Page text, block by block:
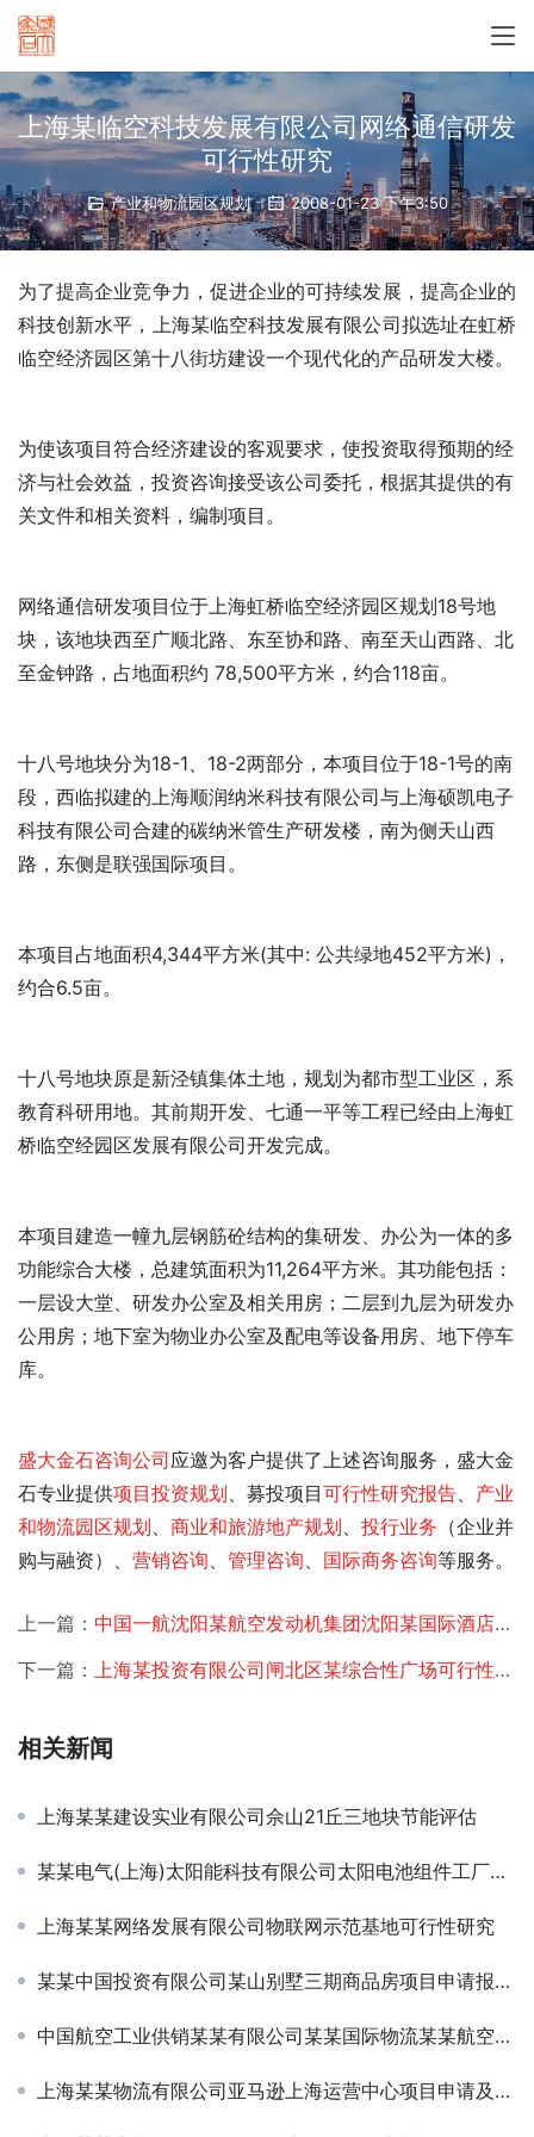
上海某临空科技发展有限公司网络通信研发
可行性研究
产业和物流园区规划 2008-01-23 下午3:50
为了提高企业竞争力，促进企业的可持续发展，提高企业的
科技创新水平，上海某临空科技发展有限公司拟选址在虹桥
为使该项目符合经济建设的客观要求，使投资取得预期的经
济与社会效益， 投资咨询接受该公司委托，根据其提供的有
关文件和相关资料，编制项目 。
网络通信研发项目位于上海虹桥临空经济园区规划18号地
块，该地块西至广顺北路、东至协和路、南至天山西路、北
至金钟路，占地面积约 78,500平方米，约合118亩。
十八号地块分为18-1、18-2两部分，本项目位于18-1号的南
段，西临拟建的上海顺润纳米科技有限公司与上海硕凯电子
科技有限公司合建的碳纳米管生产研发楼，南为侧天山西
路，东侧是联强国际项目。
本项目占地面积4,344平方米(其中: 公共绿地452平方米)，
约合6.5亩。
十八号地块原是新泾镇集体土地，规划为都市型工业区，系
教育科研用地。其前期开发、七通一平等工程已经由上海虹
桥临空经园区发展有限公司开发完成。
本项目建造一幢九层钢筋砼结构的集研发、办公为一体的多
功能综合大楼，总建筑面积为11,264平方米。其功能包括：
一层设大堂、研发办公室及相关用房；二层到九层为研发办
公用房；地下室为物业办公室及配电等设备用房、地下停车
库。
盛大金石咨询公司应邀为客户提供了上述咨询服务，盛大金
石专业提供项目投资规划、募投项目可行性研究报告、 产业
和物流园区规划、 商业和旅游地产规划、 投行业务 （企业并
购与融资）、 营销咨询、 管理咨询、 国际商务咨询等服务。
上一篇： 中国一航沈阳某航空发动机集团沈阳某国际酒店群总体定位与发展规划
下一篇： 上海某投资有限公司闸北区某综合性广场可行性研究
相关新闻
上海某某建设实业有限公司佘山21丘三地块节能评估
某某电气(上海)太阳能科技有限公司太阳电池组件工厂项目申请报告、节能分析篇
上海某某网络发展有限公司物联网示范基地可行性研究
某某中国投资有限公司某山别墅三期商品房项目申请报告、节能分析篇及环境影响报告书
中国航空工业供销某某有限公司某某国际物流某某航空物流基地可行性研究
上海某某物流有限公司亚马逊上海运营中心项目申请及节能评估报告